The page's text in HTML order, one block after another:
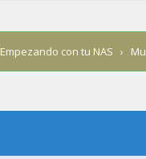
Empezando con tu NAS ›